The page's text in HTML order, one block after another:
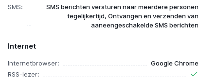
SMS:
SMS berichten versturen naar meerdere personen
tegelijkertijd, Ontvangen en verzenden van
aaneengeschakelde SMS berichten
Internet
Internetbrowser:
Google Chrome
RSS-lezer: